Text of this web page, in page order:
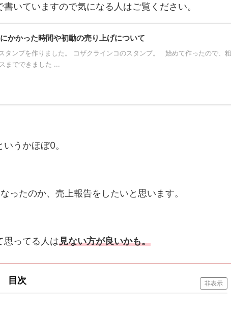
いていますので気になる人はご覧ください。
かかった時間や初動の売り上げについて
ンプを作りました。 コザクラインコのスタンプ。 始めて作ったので、粗
までできました ...
うかほぼ0。
ったのか、売上報告をしたいと思います。
思ってる人は見ない方が良いかも。
目次 非表示